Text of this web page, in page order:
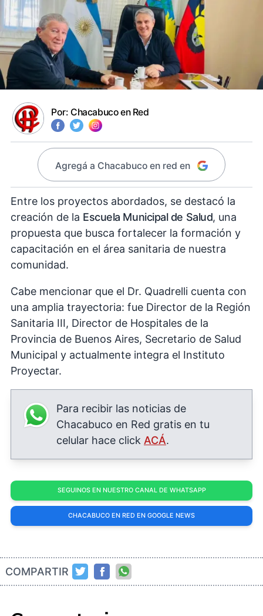
Por: Chacabuco en Red
Agregá a Chacabuco en red en
Entre los proyectos abordados, se destacó la
creación de la Escuela Municipal de Salud, una
propuesta que busca fortalecer la formación y
capacitación en el área sanitaria de nuestra
comunidad.
Cabe mencionar que el Dr. Quadrelli cuenta con
una amplia trayectoria: fue Director de la Región
Sanitaria III, Director de Hospitales de la
Provincia de Buenos Aires, Secretario de Salud
Municipal y actualmente integra el Instituto
Proyectar.
Para recibir las noticias de
Chacabuco en Red gratis en tu
celular hace click ACÁ.
SEGUINOS EN NUESTRO CANAL DE WHATSAPP
CHACABUCO EN RED EN GOOGLE NEWS
COMPARTIR